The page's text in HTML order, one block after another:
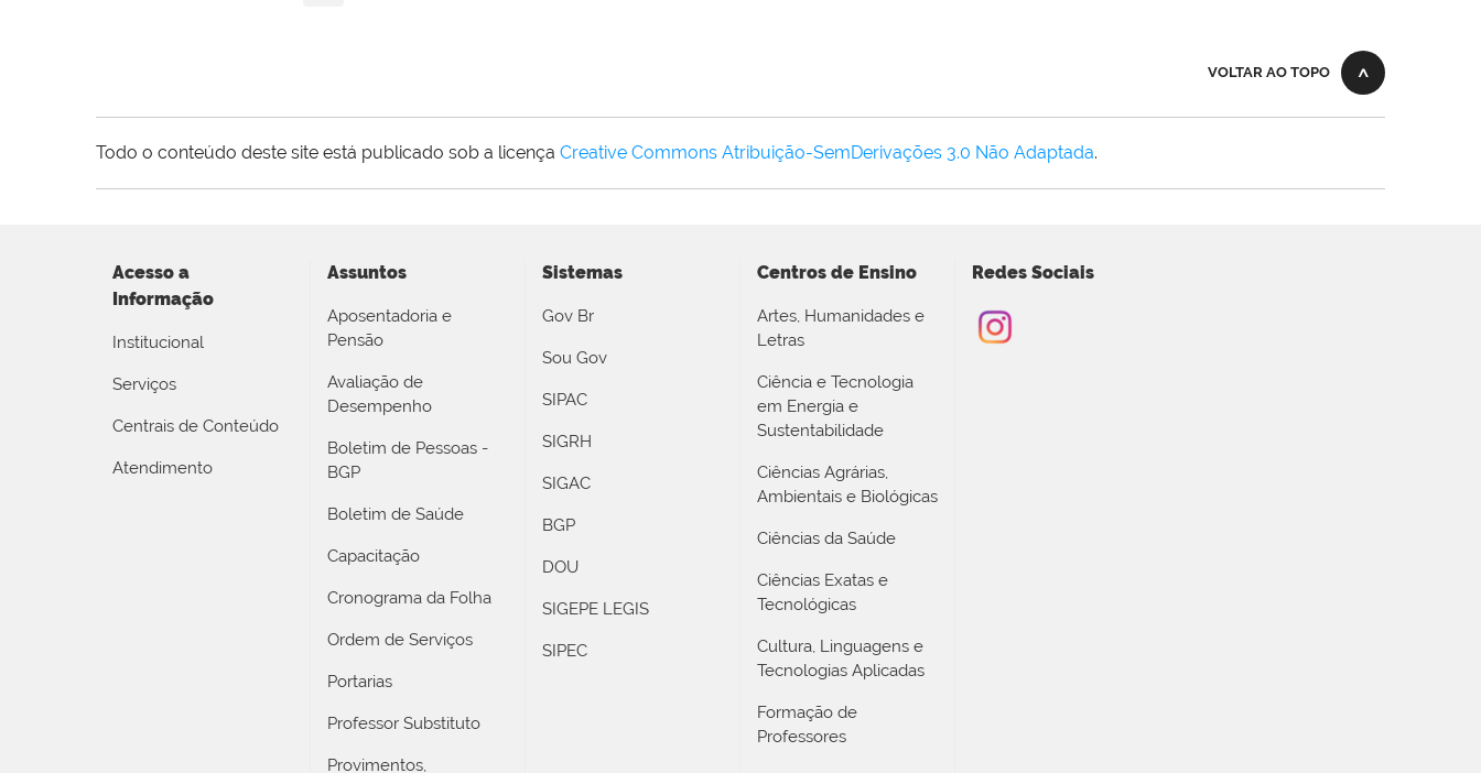
VOLTAR AO TOPO
Todo o conteúdo deste site está publicado sob a licença Creative Commons Atribuição-SemDerivações 3.0 Não Adaptada.
Acesso a
Informação
Institucional
Serviços
Centrais de Conteúdo
Atendimento
Assuntos
Aposentadoria e
Pensão
Avaliação de
Desempenho
Boletim de Pessoas -
BGP
Boletim de Saúde
Capacitação
Cronograma da Folha
Ordem de Serviços
Portarias
Professor Substituto
Provimentos,
Sistemas
Gov Br
Sou Gov
SIPAC
SIGRH
SIGAC
BGP
DOU
SIGEPE LEGIS
SIPEC
Centros de Ensino
Artes, Humanidades e
Letras
Ciência e Tecnologia
em Energia e
Sustentabilidade
Ciências Agrárias,
Ambientais e Biológicas
Ciências da Saúde
Ciências Exatas e
Tecnológicas
Cultura, Linguagens e
Tecnologias Aplicadas
Formação de
Professores
Redes Sociais